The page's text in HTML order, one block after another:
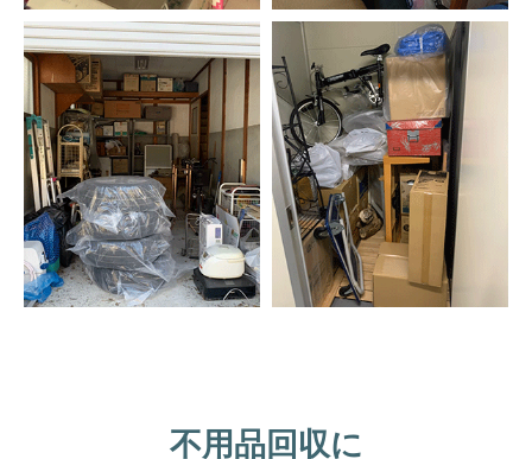
不用品回収に